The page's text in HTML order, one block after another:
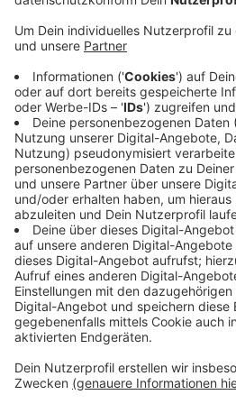
Die Bezirksvertretung stellt
Mai 2020) die Weichen. Geplant
Wohneinheiten, 40 Prozent
haben sein. Unter anderem wird
geben. Bis ins Jahr 2015 war auf
Hallenbad. Es musste
marode war, 2017 wurde es
wird auf der Pariser Straße ein
soll Ende des Jahres (2020)
Anzeige